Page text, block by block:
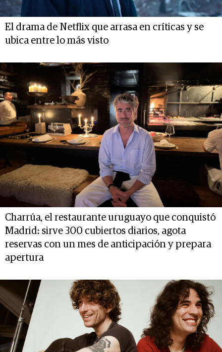
El drama de Netflix que arrasa en críticas y se
ubica entre lo más visto
Charrúa, el restaurante uruguayo que conquistó
Madrid: sirve 300 cubiertos diarios, agota
reservas con un mes de anticipación y prepara
apertura